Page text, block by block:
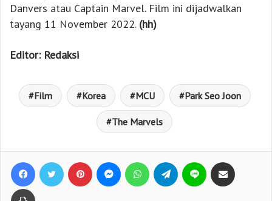
Danvers atau Captain Marvel. Film ini dijadwalkan
tayang 11 November 2022. (hh)
Editor: Redaksi
Film Korea MCU Park Seo Joon
The Marvels